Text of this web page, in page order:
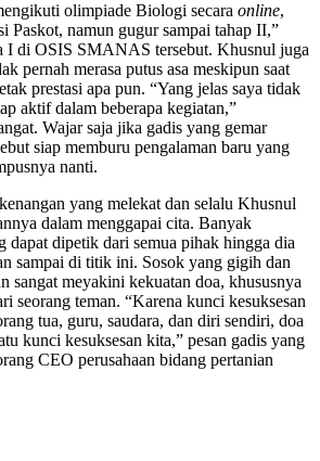
olimpiade Biologi secara online,
Paskot, namun gugur sampai tahap II,”
I di OSIS SMANAS tersebut. Khusnul juga
pernah merasa putus asa meskipun saat
prestasi apa pun. “Yang jelas saya tidak
aktif dalam beberapa kegiatan,”
Wajar saja jika gadis yang gemar
siap memburu pengalaman baru yang
nanti.
yang melekat dan selalu Khusnul
dalam menggapai cita. Banyak
dapat dipetik dari semua pihak hingga dia
sampai di titik ini. Sosok yang gigih dan
sangat meyakini kekuatan doa, khususnya
seorang teman. “Karena kunci kesuksesan
tua, guru, saudara, dan diri sendiri, doa
kunci kesuksesan kita,” pesan gadis yang
CEO perusahaan bidang pertanian